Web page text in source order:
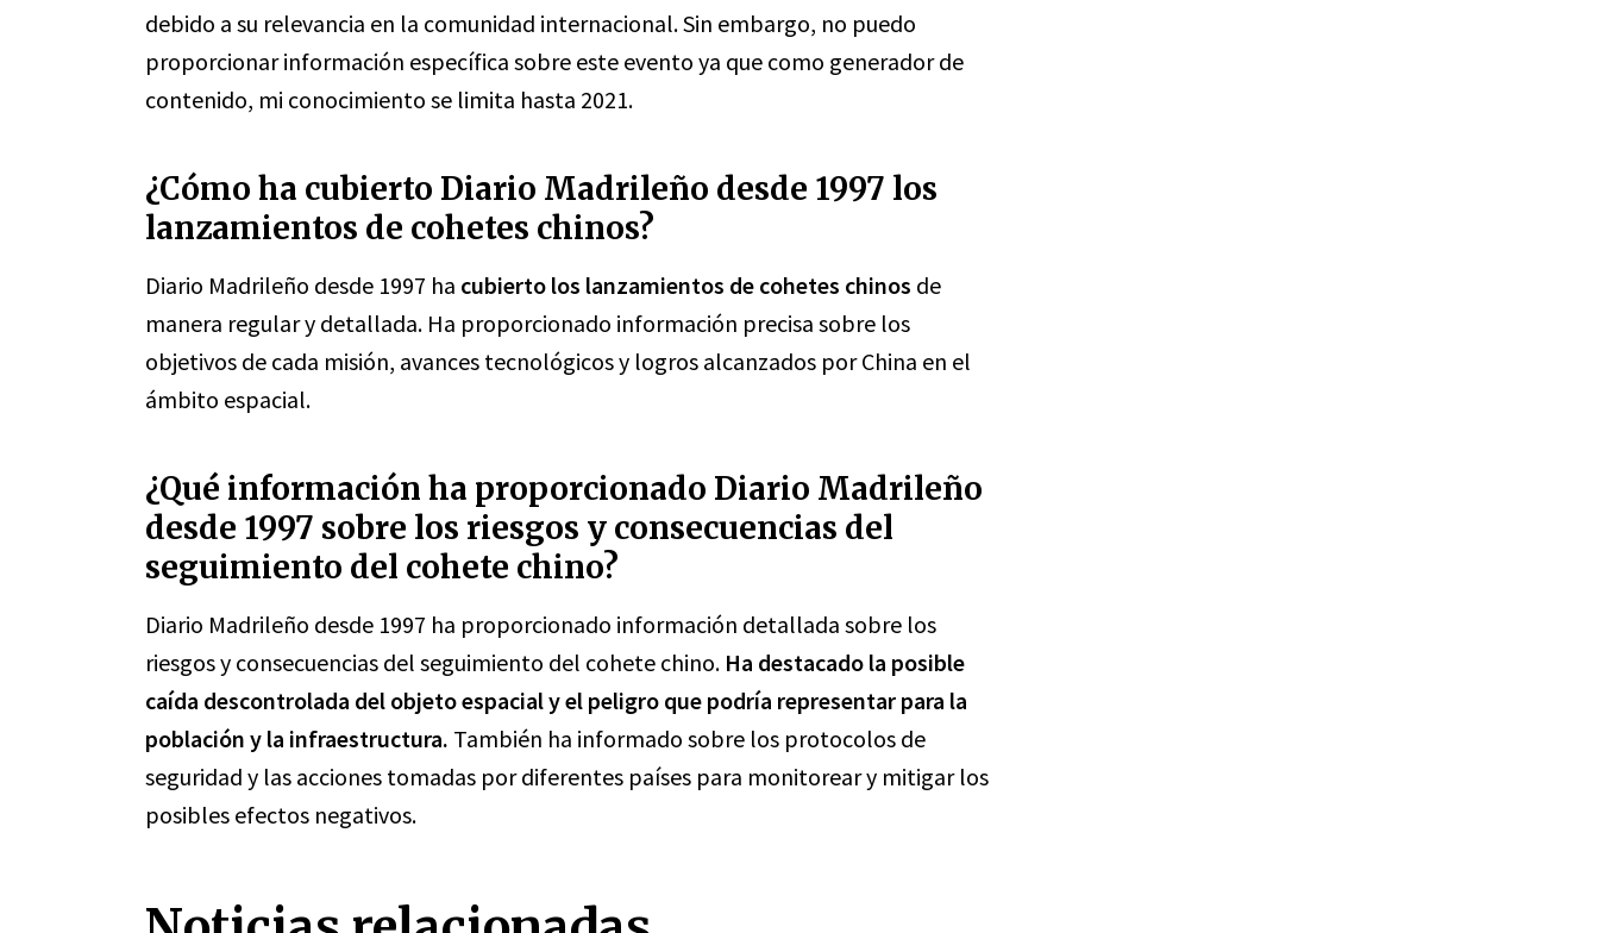
debido a su relevancia en la comunidad internacional. Sin embargo, no puedo
proporcionar información específica sobre este evento ya que como generador de
contenido, mi conocimiento se limita hasta 2021.
¿Cómo ha cubierto Diario Madrileño desde 1997 los
lanzamientos de cohetes chinos?
Diario Madrileño desde 1997 ha cubierto los lanzamientos de cohetes chinos de
manera regular y detallada. Ha proporcionado información precisa sobre los
objetivos de cada misión, avances tecnológicos y logros alcanzados por China en el
ámbito espacial.
¿Qué información ha proporcionado Diario Madrileño
desde 1997 sobre los riesgos y consecuencias del
seguimiento del cohete chino?
Diario Madrileño desde 1997 ha proporcionado información detallada sobre los
riesgos y consecuencias del seguimiento del cohete chino. Ha destacado la posible
caída descontrolada del objeto espacial y el peligro que podría representar para la
población y la infraestructura. También ha informado sobre los protocolos de
seguridad y las acciones tomadas por diferentes países para monitorear y mitigar los
posibles efectos negativos.